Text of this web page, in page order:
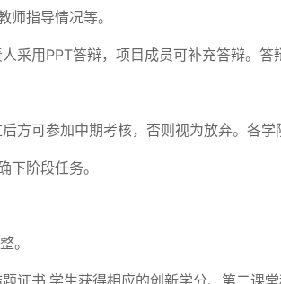
指导情况等。
采用PPT答辩，项目成员可补充答辩。答
方可参加中期考核，否则视为放弃。各
阶段任务。
。
证书,学生获得相应的创新学分、第二课堂